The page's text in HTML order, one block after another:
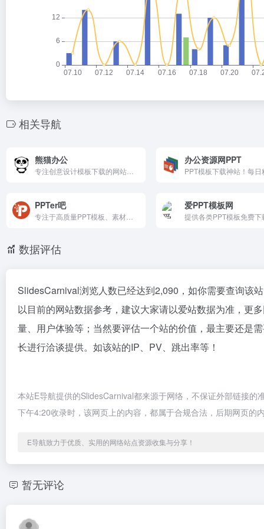
相关导航
熊猫办公 办公资源网PPT
PPTer吧 爱PPT模板网
数据评估
SlidesCarnival浏览人数已经达到2,090，如你需要查询该
以目前的网站数据参考，建议大家请以爱站数据为准，更
量、用户体验等；当然要评估一个站的价值，最主要还是
长进行洽谈提供。如该站的IP、PV、跳出率等！
本站E导航提供的SlidesCarnival都来源于网络，不保证外部链接
下午4:20收录时，该网页上的内容，都属于合规合法，后期网页
E导航致力于优质、实用的网络站点资源收集与分享！
暂无评论